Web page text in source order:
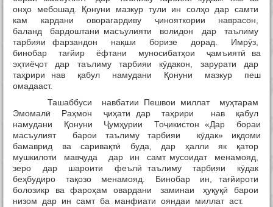
онҳо мебошад. Қонуни мазкур тули ин солҳо дар самти
кам кардани оворагардиву ҷинояткории наврасон,
баланд бардоштани масъулияти волидон дар таълиму
тарбияи фарзандон нақши боризе дорад. Имрӯз,
бинобар тағйир ёфтани муносибатҳои ҷамъиятӣ ва
эҳтиёҷот дар таълиму тарбияи кӯдакон, зарурати дар
таҳрири нав қабул намудани Қонуни мазкур пеш
омадааст.
Ташаббуси навбатии Пешвои миллат муҳтарам
Эмомалӣ Раҳмон ҷиҳати дар таҳрири нав қабул
намудани Қонуни Ҷумҳурии Тоҷикистон «Дар бораи
масъулият барои таълиму тарбияи кӯдак» иқдоми
бамаврид ва саривақтӣ буда, дар ҳалли як қатор
мушкилоти мавҷуда дар ин самт мусоидат менамояд,
зеро дар шароити феълӣ таълиму тарбияи кӯдак
беҳбудиро тақозо менамояд. Бинобар ин, тағйироти
болозикр ва фароҳам овардани заминаи ҳуқуқӣ барои
низом дар ин самт ба манфиати ояндаи миллат аст.